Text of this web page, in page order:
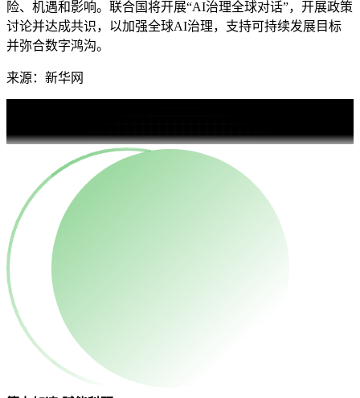
险、机遇和影响。联合国将开展“AI治理全球对话”，开展政策
讨论并达成共识，以加强全球AI治理，支持可持续发展目标
并弥合数字鸿沟。
来源：新华网